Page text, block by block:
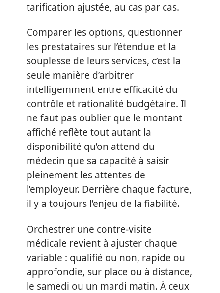
tarification ajustée, au cas par cas.
Comparer les options, questionner
les prestataires sur l’étendue et la
souplesse de leurs services, c’est la
seule manière d’arbitrer
intelligemment entre efficacité du
contrôle et rationalité budgétaire. Il
ne faut pas oublier que le montant
affiché reflète tout autant la
disponibilité qu’on attend du
médecin que sa capacité à saisir
pleinement les attentes de
l’employeur. Derrière chaque facture,
il y a toujours l’enjeu de la fiabilité.
Orchestrer une contre-visite
médicale revient à ajuster chaque
variable : qualifié ou non, rapide ou
approfondie, sur place ou à distance,
le samedi ou un mardi matin. À ceux